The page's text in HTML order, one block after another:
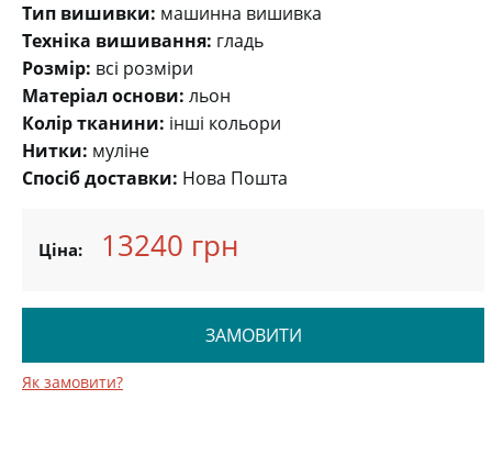
Тип вишивки: машинна вишивка
Техніка вишивання: гладь
Розмір: всі розміри
Матеріал основи: льон
Колір тканини: інші кольори
Нитки: муліне
Спосіб доставки: Нова Пошта
Ціна: 13240 грн
ЗАМОВИТИ
Як замовити?